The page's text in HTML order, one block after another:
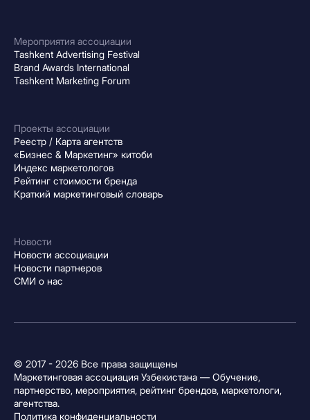
Мероприятия ассоциации
Tashkent Advertising Festival
Brand Awards International
Tashkent Marketing Forum
Проекты ассоциации
Реестр / Карта агентств
«Бизнес & Маркетинг» китоби
Индекс маркетологов
Рейтинг стоимости бренда
Краткий маркетинговый словарь
Новости
Новости ассоциации
Новости партнеров
СМИ о нас
© 2017 - 2026 Все права защищены
Маркетинговая ассоциация Узбекистана — Обучение,
партнерство, мероприятия, рейтинг брендов, маркетологи,
агентства.
Политика конфиденциальности